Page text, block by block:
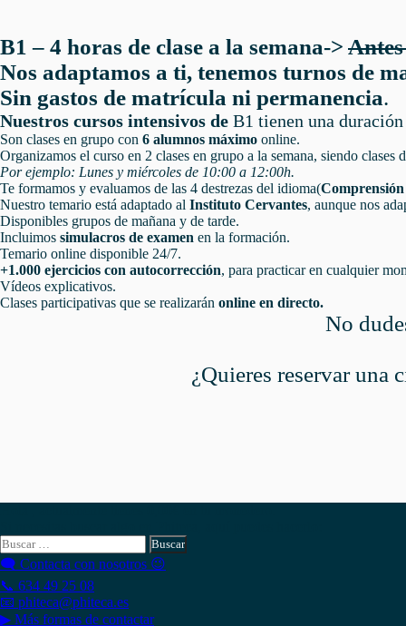
B1 – 4 horas de clase a la semana->
Nos adaptamos a ti, tenemos turnos de
Sin gastos de matrícula ni permanencia.
Nuestros cursos intensivos de B1 tienen una
Son clases en grupo con 6 alumnos máximo online.
Organizamos el curso en 2 clases en grupo a la semana, siendo clases
Por ejemplo: Lunes y miércoles de 10:00 a 12:00h.
Te formamos y evaluamos de las 4 destrezas del idioma(
Nuestro temario está adaptado al Instituto Cervantes, aunque nos
Disponibles grupos de mañana y de tarde.
Incluimos simulacros de examen en la formación.
Temario online disponible 24/7.
+1.000 ejercicios con autocorrección, para practicar en cualquier
Vídeos explicativos.
Clases participativas que se realizarán online en directo.
No
¿Quieres reservar una
Buscar:
🗨 Contacta con nosotros 😉
📞 634 49 25 08
📧 phiteca@phiteca.es
▶ Más formas de contactar